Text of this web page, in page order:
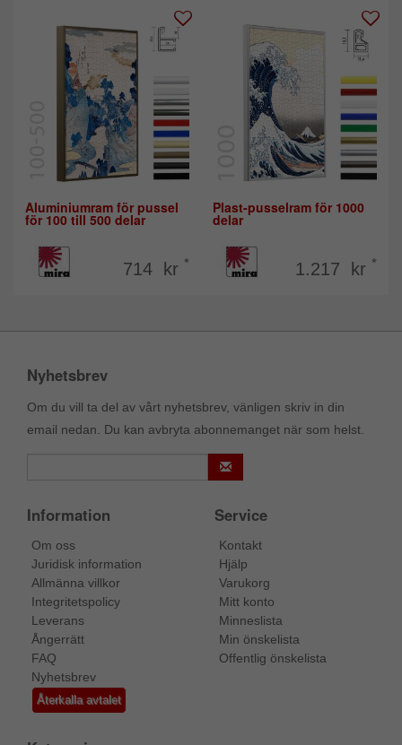
Aluminiumram för pussel
för 100 till 500 delar
714 kr *
Plast-pusselram för 1000
delar
1.217 kr *
Nyhetsbrev
Om du vill ta del av vårt nyhetsbrev, vänligen skriv in din
email nedan. Du kan avbryta abonnemanget när som helst.
Information
Om oss
Juridisk information
Allmänna villkor
Integritetspolicy
Leverans
Ångerrätt
FAQ
Nyhetsbrev
Återkalla avtalet
Service
Kontakt
Hjälp
Varukorg
Mitt konto
Minneslista
Min önskelista
Offentlig önskelista